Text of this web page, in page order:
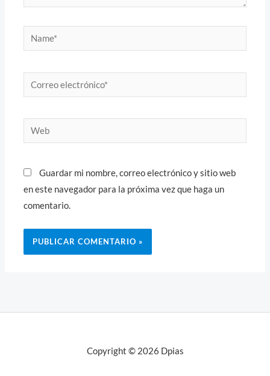
Name*
Correo
electrónico*
Web
Guardar mi nombre, correo electrónico y sitio web
en este navegador para la próxima vez que haga un
comentario.
Copyright © 2026 Dpias